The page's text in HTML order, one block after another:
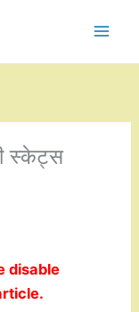
स्केट्स
disable